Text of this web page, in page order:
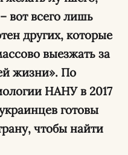
вот всего лишь
других, которые
выезжать за
жизни». По
НАНУ в 2017
готовы
чтобы найти